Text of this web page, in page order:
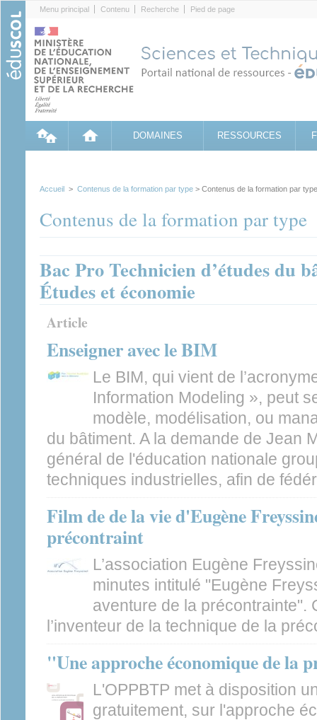
Menu principal Contenu Recherche Pied de page
DOMAINES RESSOURCES
Accueil > Contenus de la formation par type > Contenus de la formation par type
Contenus de la formation par type
Bac Pro Technicien d’études du
Études et économie
Article
Enseigner avec le BIM
Le BIM, qui vient de
Information Modeling », peut
modèle, modélisation, ou
du bâtiment. A la demande de Jean
général de l'éducation nationale
techniques industrielles, afin de
Film de de la vie d'Eugène
précontraint
L’association Eugène
minutes intitulé "Eugène
aventure de la précontrainte".
l’inventeur de la technique de la
"Une approche économique de la
L'OPPBTP met à disposition
gratuitement, sur l'approche